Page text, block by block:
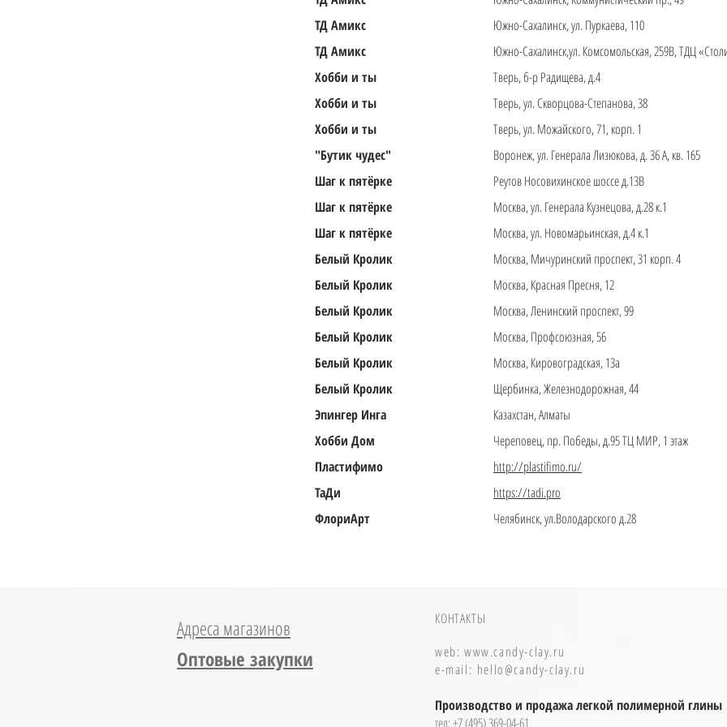
ТД Амикс
ТД Амикс
Хобби и ты
Хобби и ты
Хобби и ты
"Бутик чудес"
Шаг к пятёрке
Шаг к пятёрке
Шаг к пятёрке
Белый Кролик
Белый Кролик
Белый Кролик
Белый Кролик
Белый Кролик
Белый Кролик
Эпингер Инга
Хобби Дом
Пластифимо
ТаДи
ФлориАрт
Южно-Сахалинск, ул. Пуркаева, 110
Южно-Сахалинск,ул. Комсомольская, 259В, ТДЦ
Тверь, б-р Радищева, д.4
Тверь, ул. Скворцова-Степанова, 38
Тверь, ул. Можайского, 71, корп. 1
Воронеж, ул. Генерала Лизюкова, д. 36 А, кв. 165
Реутов Носовихинское шоссе д.13В
Москва, ул. Генерала Кузнецова, д.28 к.1
Москва, ул. Новомарьинская, д.4 к.1
Москва, Мичуринский проспект, 31 корп. 4
Москва, Красная Пресня, 12
Москва, Ленинский проспект, 99
Москва, Профсоюзная, 56
Москва, Кировоградская, 13а
Щербинка, Железнодорожная, 44
Казахстан, Алматы
Череповец, пр. Победы, д.95 ТЦ МИР, 1 этаж
http://plastifimo.ru/
https://tadi.pro
Челябинск, ул.Володарского д.28
КОНТАКТЫ
web: www.candy-clay.ru
e-mail: hello@candy-clay.ru
Производство и продажа легкой полимерной глины
тел: +7 (495) 369-04-61
Адреса магазинов
Оптовые закупки